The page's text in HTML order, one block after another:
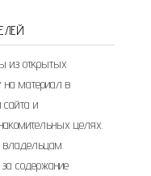
из открытых
на материал в
сайта и
целях.
владельцам.
за содержание